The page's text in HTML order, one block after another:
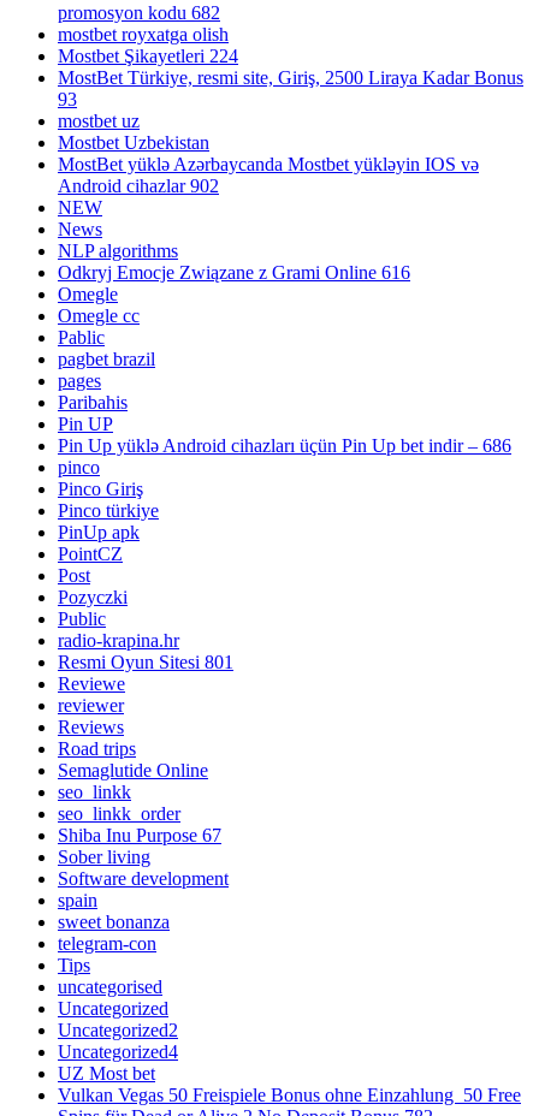
promosyon kodu 682
mostbet royxatga olish
Mostbet Şikayetleri 224
MostBet Türkiye, resmi site, Giriş, 2500 Liraya Kadar Bonus
93
mostbet uz
Mostbet Uzbekistan
MostBet yüklə Azərbaycanda Mostbet yükləyin IOS və
Android cihazlar 902
NEW
News
NLP algorithms
Odkryj Emocje Związane z Grami Online 616
Omegle
Omegle cc
Pablic
pagbet brazil
pages
Paribahis
Pin UP
Pin Up yüklə Android cihazları üçün Pin Up bet indir – 686
pinco
Pinco Giriş
Pinco türkiye
PinUp apk
PointCZ
Post
Pozyczki
Public
radio-krapina.hr
Resmi Oyun Sitesi 801
Reviewe
reviewer
Reviews
Road trips
Semaglutide Online
seo_linkk
seo_linkk_order
Shiba Inu Purpose 67
Sober living
Software development
spain
sweet bonanza
telegram-con
Tips
uncategorised
Uncategorized
Uncategorized2
Uncategorized4
UZ Most bet
Vulkan Vegas 50 Freispiele Bonus ohne Einzahlung ️ 50 Free